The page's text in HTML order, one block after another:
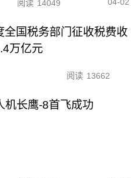
阅读 14049 04-02
全国税务部门征收税费收
万亿元
阅读 13662
机长鹰-8首飞成功